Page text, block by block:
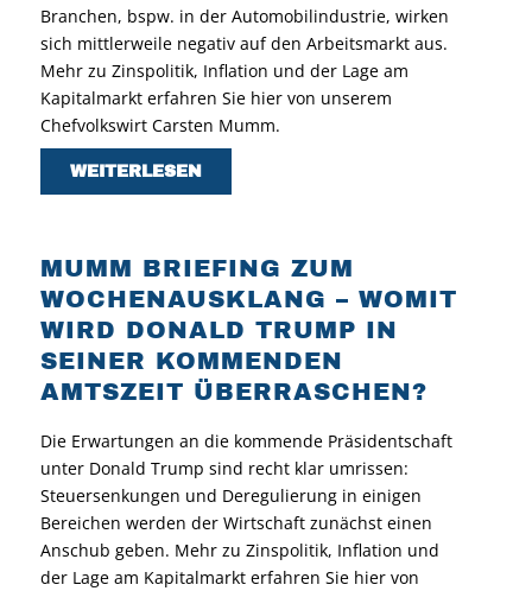
Branchen, bspw. in der Automobilindustrie, wirken
sich mittlerweile negativ auf den Arbeitsmarkt aus.
Mehr zu Zinspolitik, Inflation und der Lage am
Kapitalmarkt erfahren Sie hier von unserem
Chefvolkswirt Carsten Mumm.
WEITERLESEN
MUMM BRIEFING ZUM
WOCHENAUSKLANG – WOMIT
WIRD DONALD TRUMP IN
SEINER KOMMENDEN
AMTSZEIT ÜBERRASCHEN?
Die Erwartungen an die kommende Präsidentschaft
unter Donald Trump sind recht klar umrissen:
Steuersenkungen und Deregulierung in einigen
Bereichen werden der Wirtschaft zunächst einen
Anschub geben. Mehr zu Zinspolitik, Inflation und
der Lage am Kapitalmarkt erfahren Sie hier von